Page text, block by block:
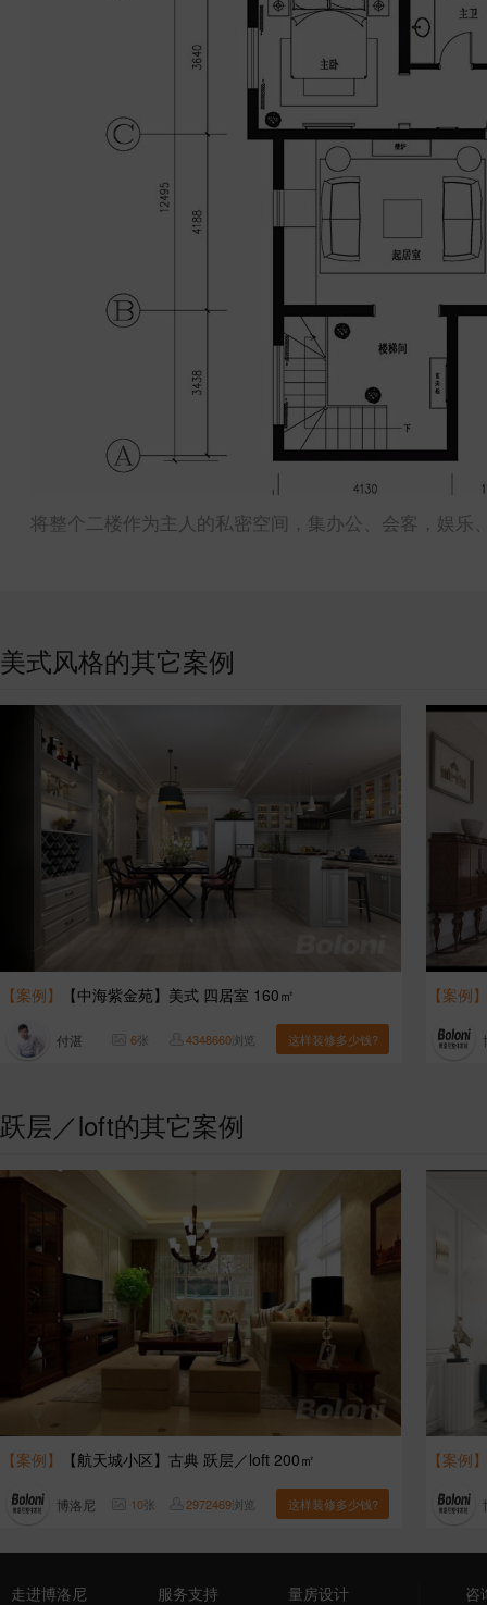
将整个二楼作为主人的私密空间，集办公、会客，娱乐
美式风格的其它案例
【案例】 【中海紫金苑】美式 四居室 160㎡
付湛 6张 4348660浏览 这样装修多少钱?
【案例】
跃层／loft的其它案例
【案例】 【航天城小区】古典 跃层／loft 200㎡
博洛尼 10张 2972469浏览 这样装修多少钱?
【案例】
走进博洛尼 服务支持 量房设计 咨